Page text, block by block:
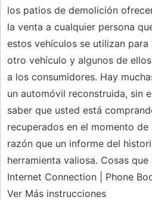
los patios de demolición
la venta a cualquier persona
estos vehículos se utilizan
otro vehículo y algunos de
a los consumidores. Hay
un automóvil reconstruida, sin
saber que usted está
recuperados en el momento
razón que un informe del
herramienta valiosa. Cosas que
Internet Connection | Phone
Ver Más instrucciones